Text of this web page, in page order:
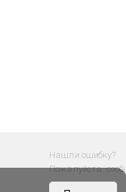
Нашли ошибку?
Пожалуйста,